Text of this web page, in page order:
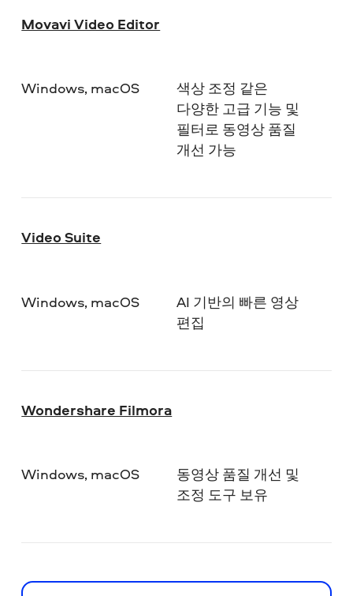
Movavi Video Editor
Windows, macOS
색상 조정 같은
다양한 고급 기능 및
필터로 동영상 품질
개선 가능
Video Suite
Windows, macOS
AI 기반의 빠른 영상
편집
Wondershare Filmora
Windows, macOS
동영상 품질 개선 및
조정 도구 보유